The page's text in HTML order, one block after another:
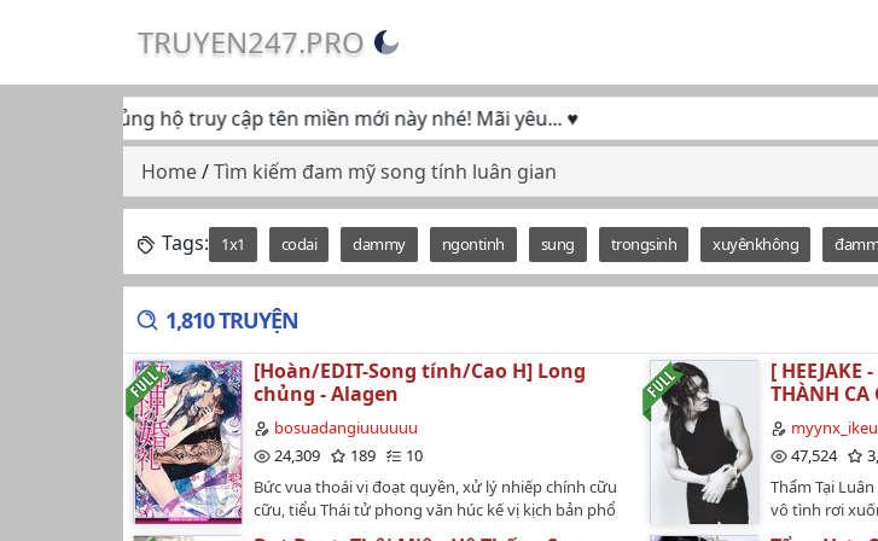
TRUYEN247.PRO
tiếp tục ủng hộ truy cập tên miền mới này nhé! Mãi yêu... ♥
Home/Tìm kiếm đam mỹ song tính luân gian
Tags: 1x1 codai dammy ngontinh sung trongsinh xuyênkhông
1,810 TRUYỆN
[Hoàn/EDIT-Song tính/Cao H] Long
chủng - Alagen
bosuadangiuuuuuu
24,309
189
10
Bức vua thoái vị đoạt quyền, xử lý nhiếp chính cữu
cữu, tiểu Thái tử phong văn húc kế vị kịch bản phổ
[ HEEJAKE
THÀNH CA
47,524
Thẩm Tại
vô tình rơi
sống trong